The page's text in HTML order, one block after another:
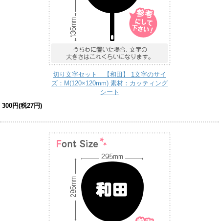
切り文字セット 【和田】 1文字のサイ
ズ：M(120×120mm) 素材：カッティング
シート
300円(税27円)